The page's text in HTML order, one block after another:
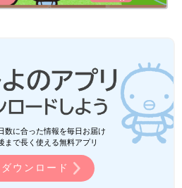
数に合った情報を毎日お届け
まで長く使える無料アプリ
ウンロード